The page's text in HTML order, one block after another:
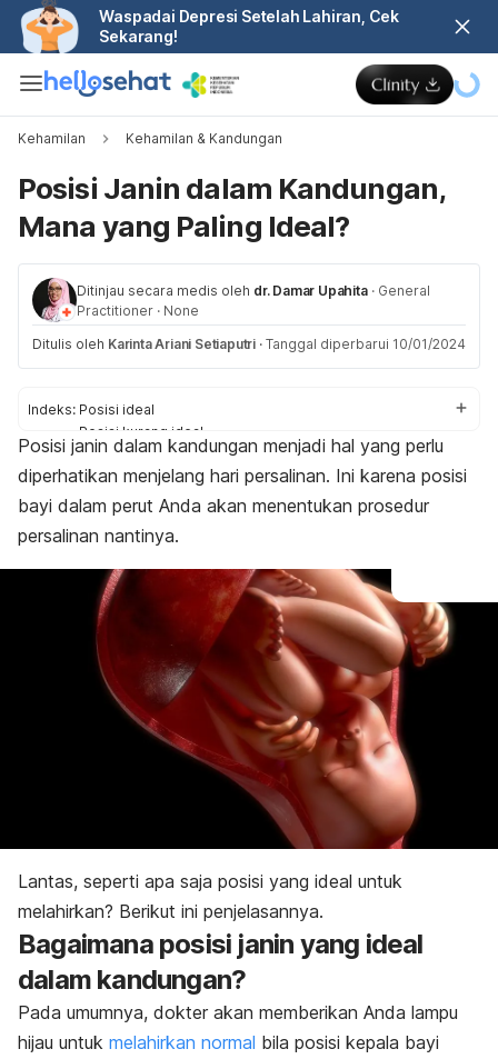
Waspadai Depresi Setelah Lahiran, Cek
Sekarang!
Kehamilan Kehamilan & Kandungan
Posisi Janin dalam Kandungan,
Mana yang Paling Ideal?
Ditinjau secara medis oleh dr. Damar Upahita · General
Practitioner · None
Ditulis oleh Karinta Ariani Setiaputri · Tanggal diperbarui 10/01/2024
Indeks: Posisi ideal
Posisi kurang ideal
Kapan kepala janin di bawah?
Posisi janin dalam kandungan menjadi hal yang perlu
diperhatikan menjelang hari persalinan. Ini karena posisi
bayi dalam perut Anda akan menentukan prosedur
persalinan nantinya.
Lantas, seperti apa saja posisi yang ideal untuk
melahirkan? Berikut ini penjelasannya.
Bagaimana posisi janin yang ideal
dalam kandungan?
Pada umumnya, dokter akan memberikan Anda lampu
hijau untuk melahirkan normal bila posisi kepala bayi